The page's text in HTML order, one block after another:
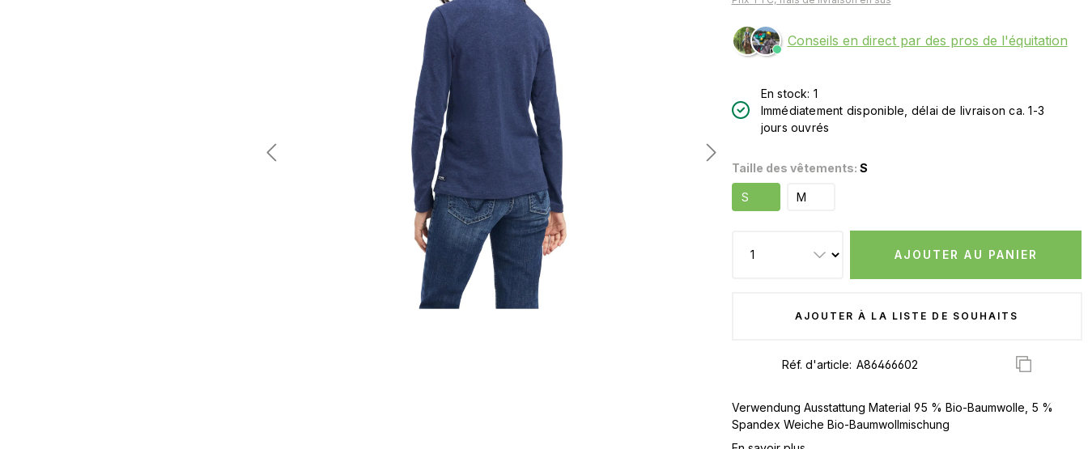
Conseils en direct par des pros de l'équitation
En stock: 1
Immédiatement disponible, délai de livraison ca. 1-3
jours ouvrés
Taille des vêtements: S
S M
AJOUTER AU PANIER
AJOUTER À LA LISTE DE SOUHAITS
Réf. d'article:
Verwendung Ausstattung Material 95 % Bio-Baumwolle, 5 %
Spandex Weiche Bio-Baumwollmischung